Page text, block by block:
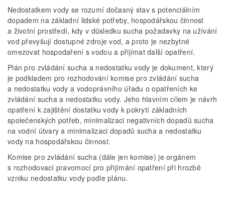
Nedostatkem vody se rozumí dočasný stav s potenciálním
dopadem na základní lidské potřeby, hospodářskou činnost
a životní prostředí, kdy v důsledku sucha požadavky na užívání
vod převyšují dostupné zdroje vod, a proto je nezbytné
omezovat hospodaření s vodou a přijímat další opatření.
Plán pro zvládání sucha a nedostatku vody je dokument, který
je podkladem pro rozhodování komise pro zvládání sucha
a nedostatku vody a vodoprávního úřadu o opatřeních ke
zvládání sucha a nedostatku vody. Jeho hlavním cílem je návrh
opatření k zajištění dostatku vody k pokrytí základních
společenských potřeb, minimalizaci negativních dopadů sucha
na vodní útvary a minimalizaci dopadů sucha a nedostatku
vody na hospodářskou činnost.
Komise pro zvládání sucha (dále jen komise) je orgánem
s rozhodovací pravomocí pro přijímání opatření při hrozbě
vzniku nedostatku vody podle plánu.